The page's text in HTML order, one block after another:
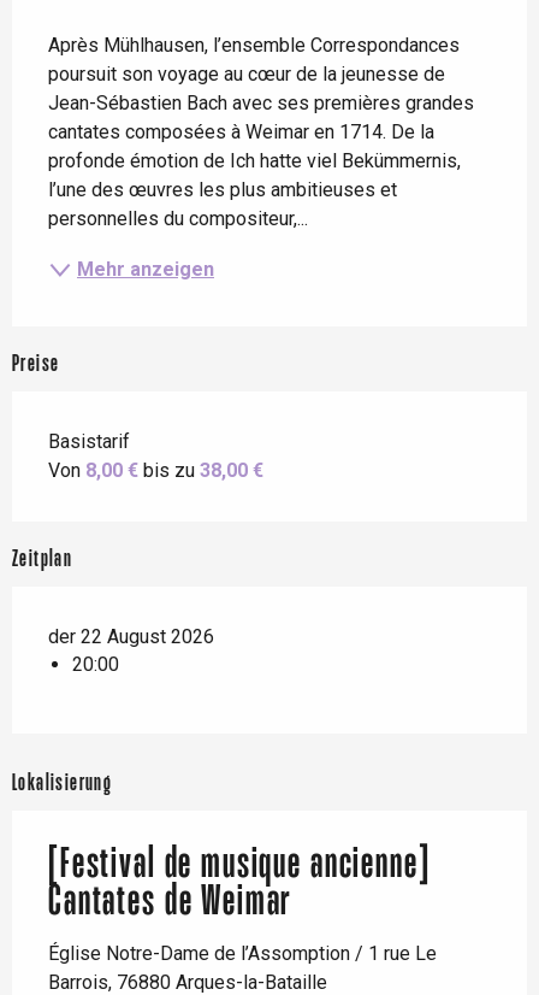
Après Mühlhausen, l’ensemble Correspondances
poursuit son voyage au cœur de la jeunesse de
Jean-Sébastien Bach avec ses premières grandes
cantates composées à Weimar en 1714. De la
profonde émotion de Ich hatte viel Bekümmernis,
l’une des œuvres les plus ambitieuses et
personnelles du compositeur,...
Mehr anzeigen
Preise
Basistarif
Von 8,00 € bis zu 38,00 €
Zeitplan
der 22 August 2026
20:00
Lokalisierung
[Festival de musique ancienne]
Cantates de Weimar
Église Notre-Dame de l’Assomption / 1 rue Le
Barrois, 76880 Arques-la-Bataille